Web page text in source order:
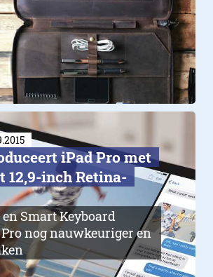
iPad Pro met
12,9-inch Retina-
Smart Keyboard
nog nauwkeuriger en